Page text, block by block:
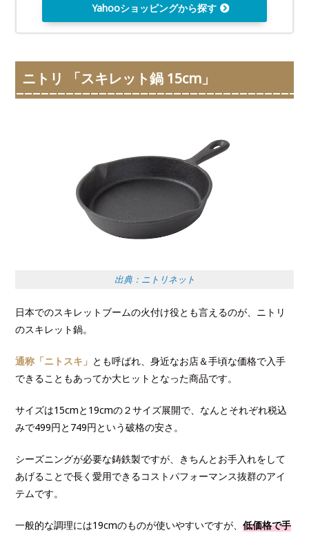
Yahooショッピングから探す
ニトリ 「スキレット鍋 15cm」
出典：ニトリネット
日本でのスキレットブームの火付け役とも言えるのが、ニトリ
のスキレット鍋。
通称「ニトスキ」 とも呼ばれ、身近なお店＆手頃な価格で入手
できることもあってか大ヒットとなった商品です。
サイズは15cmと19cmの２サイズ展開で、なんとそれぞれ税込
みで499円と749円という破格の安さ。
シーズニングが必要な鋳鉄製ですが、きちんとお手入れをして
あげることで長く愛用できるコストパフォーマンス抜群のアイ
テムです。
一般的な調理には19cmのものが使いやすいですが、低価格で手